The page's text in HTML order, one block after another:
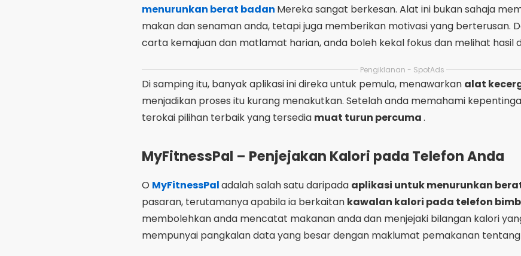
menurunkan berat badan Mereka sangat berkesan. Alat ini bukan sahaja
makan dan senaman anda, tetapi juga memberikan motivasi yang berterusan.
carta kemajuan dan matlamat harian, anda boleh kekal fokus dan melihat hasil
Pengiklanan - SpotAds
Di samping itu, banyak aplikasi ini direka untuk pemula, menawarkan alat
menjadikan proses itu kurang menakutkan. Setelah anda memahami
terokai pilihan terbaik yang tersedia muat turun percuma.
MyFitnessPal – Penjejakan Kalori pada Telefon Anda
O MyFitnessPaladalah salah satu daripada aplikasi untuk menurunkan
pasaran, terutamanya apabila ia berkaitan kawalan kalori pada telefon
membolehkan anda mencatat makanan anda dan menjejaki bilangan kalori
mempunyai pangkalan data yang besar dengan maklumat pemakanan